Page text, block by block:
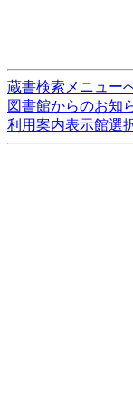
蔵書検索メニュー
図書館からのお知
利用案内表示館選